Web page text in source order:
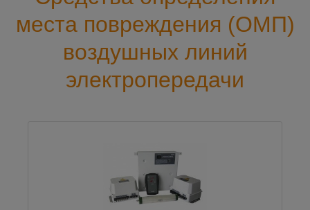
места повреждения (ОМП)
воздушных линий
электропередачи